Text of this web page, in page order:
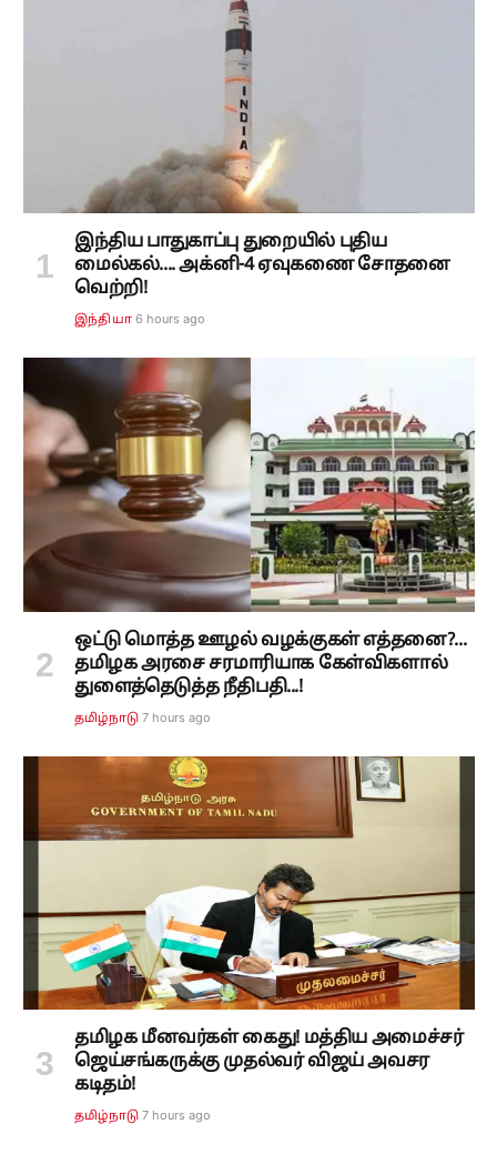
இந்திய பாதுகாப்பு துறையில் புதிய
மைல்கல்.... அக்னி-4 ஏவுகணை சோதனை
வெற்றி!
இந்தியா 6 hours ago
ஒட்டு மொத்த ஊழல் வழக்குகள் எத்தனை?...
தமிழக அரசை சரமாரியாக கேள்விகளால்
துளைத்தெடுத்த நீதிபதி...!
தமிழ்நாடு 7 hours ago
தமிழக மீனவர்கள் கைது! மத்திய அமைச்சர்
ஜெய்சங்கருக்கு முதல்வர் விஜய் அவசர
கடிதம்!
தமிழ்நாடு 7 hours ago